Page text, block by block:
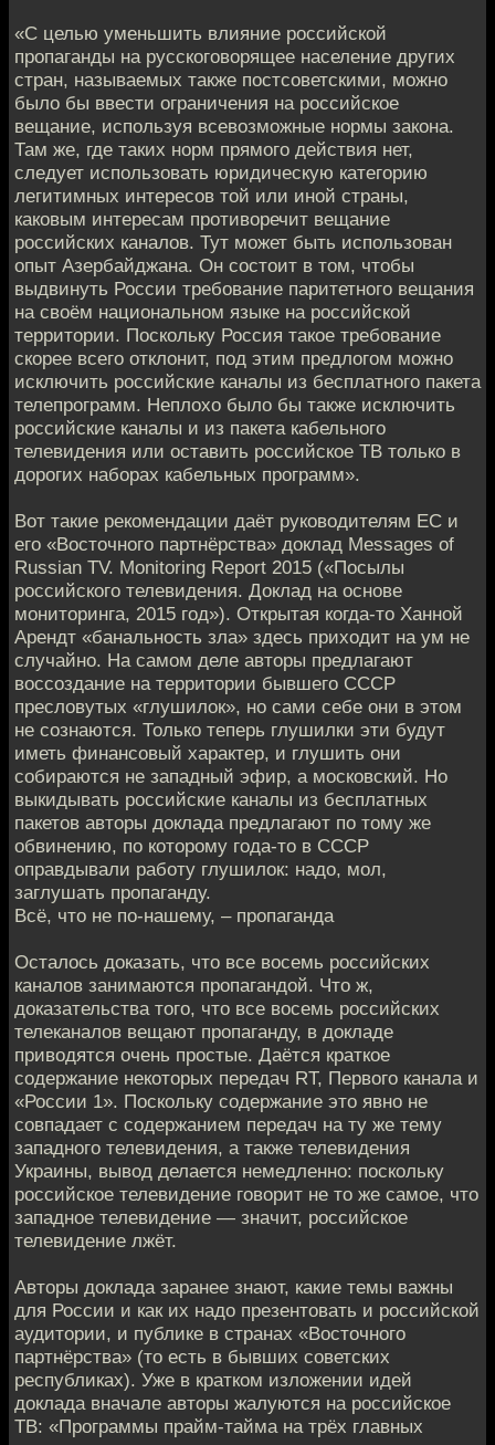
«С целью уменьшить влияние российской
пропаганды на русскоговорящее население других
стран, называемых также постсоветскими, можно
было бы ввести ограничения на российское
вещание, используя всевозможные нормы закона.
Там же, где таких норм прямого действия нет,
следует использовать юридическую категорию
легитимных интересов той или иной страны,
каковым интересам противоречит вещание
российских каналов. Тут может быть использован
опыт Азербайджана. Он состоит в том, чтобы
выдвинуть России требование паритетного вещания
на своём национальном языке на российской
территории. Поскольку Россия такое требование
скорее всего отклонит, под этим предлогом можно
исключить российские каналы из бесплатного пакета
телепрограмм. Неплохо было бы также исключить
российские каналы и из пакета кабельного
телевидения или оставить российское ТВ только в
дорогих наборах кабельных программ».
Вот такие рекомендации даёт руководителям ЕС и
его «Восточного партнёрства» доклад Messages of
Russian TV. Monitoring Report 2015 («Посылы
российского телевидения. Доклад на основе
мониторинга, 2015 год»). Открытая когда-то Ханной
Арендт «банальность зла» здесь приходит на ум не
случайно. На самом деле авторы предлагают
воссоздание на территории бывшего СССР
пресловутых «глушилок», но сами себе они в этом
не сознаются. Только теперь глушилки эти будут
иметь финансовый характер, и глушить они
собираются не западный эфир, а московский. Но
выкидывать российские каналы из бесплатных
пакетов авторы доклада предлагают по тому же
обвинению, по которому года-то в СССР
оправдывали работу глушилок: надо, мол,
заглушать пропаганду.
Всё, что не по-нашему, – пропаганда
Осталось доказать, что все восемь российских
каналов занимаются пропагандой. Что ж,
доказательства того, что все восемь российских
телеканалов вещают пропаганду, в докладе
приводятся очень простые. Даётся краткое
содержание некоторых передач RT, Первого канала и
«России 1». Поскольку содержание это явно не
совпадает с содержанием передач на ту же тему
западного телевидения, а также телевидения
Украины, вывод делается немедленно: поскольку
российское телевидение говорит не то же самое, что
западное телевидение — значит, российское
телевидение лжёт.
Авторы доклада заранее знают, какие темы важны
для России и как их надо презентовать и российской
аудитории, и публике в странах «Восточного
партнёрства» (то есть в бывших советских
республиках). Уже в кратком изложении идей
доклада вначале авторы жалуются на российское
ТВ: «Программы прайм-тайма на трёх главных